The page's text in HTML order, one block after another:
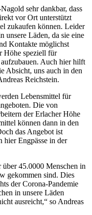
sehr dankbar, dass
vor Ort unterstützt
zukaufen können. Leider
unsere Läden, da sie eine
Kontakte möglichst
Höhe speziell für
Auch hier hilft
Absicht, uns auch in den
Reichstein.
Lebensmittel für
Die von
der Erlacher Höhe
können dann in den
das Angebot ist
hier Engpässe in der
über 45.0000 Menschen in
gekommen sind. Dies
der Corona-Pandemie
in unsere Läden
ausreicht,“ so Andreas